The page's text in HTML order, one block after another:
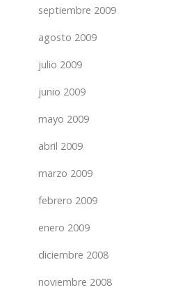
septiembre 2009
agosto 2009
julio 2009
junio 2009
mayo 2009
abril 2009
marzo 2009
febrero 2009
enero 2009
diciembre 2008
noviembre 2008